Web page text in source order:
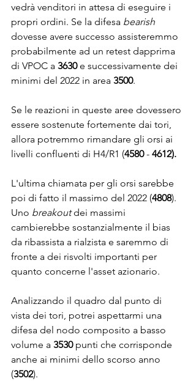
vedrà venditori in attesa di eseguire i
propri ordini. Se la difesa bearish
dovesse avere successo assisteremmo
probabilmente ad un retest dapprima
di VPOC a 3630 e successivamente dei
minimi del 2022 in area 3500.
Se le reazioni in queste aree dovessero
essere sostenute fortemente dai tori,
allora potremmo rimandare gli orsi ai
livelli confluenti di H4/R1 (4580 - 4612).
L'ultima chiamata per gli orsi sarebbe
poi di fatto il massimo del 2022 (4808).
Uno breakout dei massimi
cambierebbe sostanzialmente il bias
da ribassista a rialzista e saremmo di
fronte a dei risvolti importanti per
quanto concerne l'asset azionario.
Analizzando il quadro dal punto di
vista dei tori, potrei aspettarmi una
difesa del nodo composito a basso
volume a 3530 punti che corrisponde
anche ai minimi dello scorso anno
(3502).